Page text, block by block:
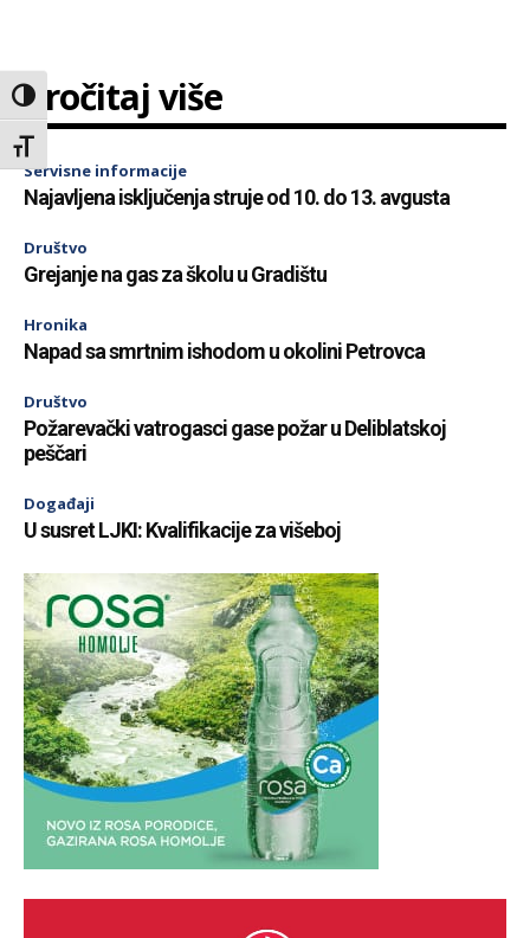
Toggle High Contrast
Toggle Font size
Pročitaj više
Servisne informacije
Najavljena isključenja struje od 10. do 13. avgusta
Društvo
Grejanje na gas za školu u Gradištu
Hronika
Napad sa smrtnim ishodom u okolini Petrovca
Društvo
Požarevački vatrogasci gase požar u Deliblatskoj
peščari
Događaji
U susret LJKI: Kvalifikacije za višeboj